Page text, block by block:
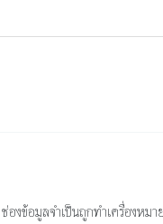
ช่องข้อมูลจำเป็นถูกทำเครื่องหม